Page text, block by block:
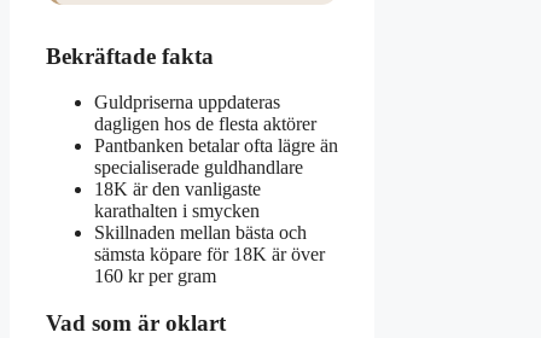
Bekräftade fakta
Guldpriserna uppdateras
dagligen hos de flesta aktörer
Pantbanken betalar ofta lägre än
specialiserade guldhandlare
18K är den vanligaste
karathalten i smycken
Skillnaden mellan bästa och
sämsta köpare för 18K är över
160 kr per gram
Vad som är oklart